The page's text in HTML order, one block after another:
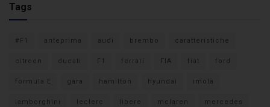
Tags
#F1 anteprima audi brembo caratteristiche
citroen ducati F1 ferrari FIA fiat ford
formula E gara hamilton hyundai imola
lamborghini leclerc libere mclaren mercedes